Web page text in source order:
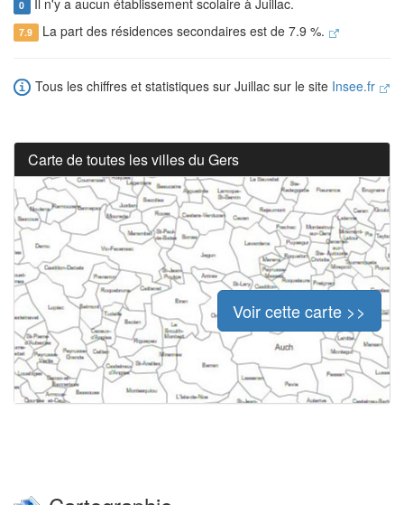
0 Il n'y a aucun établissement scolaire à Juillac.
7.9 La part des résidences secondaires est de 7.9 %.
Tous les chiffres et statistiques sur Juillac sur le site Insee.fr
Carte de toutes les villes du Gers
Voir cette carte >>